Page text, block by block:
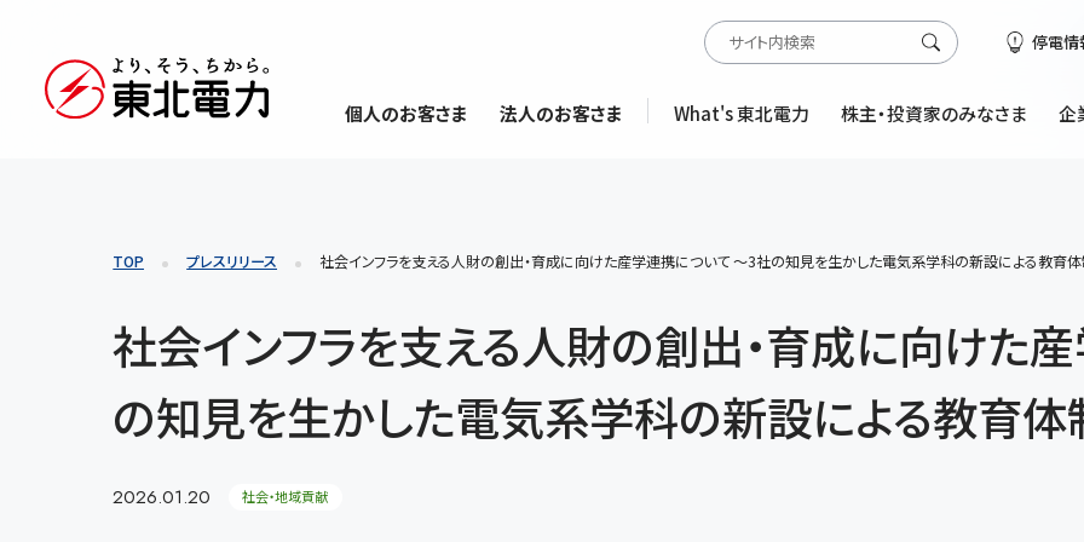
停電情
個人のお客さま 法人のお客さま What's 東北電力 株主・投資家のみなさま 企
TOP プレスリリース 社会インフラを支える人財の創出・育成に向けた産学連携について ～3社の知見を生かした電気系学科の新設による教育
社会インフラを支える人財の創出・育成に向けた
の知見を生かした電気系学科の新設による教育
2026.01.20 社会・地域貢献